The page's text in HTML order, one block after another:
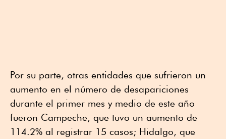
Por su parte, otras entidades que sufrieron un
aumento en el número de desapariciones
durante el primer mes y medio de este año
fueron Campeche, que tuvo un aumento de
114.2% al registrar 15 casos; Hidalgo, que